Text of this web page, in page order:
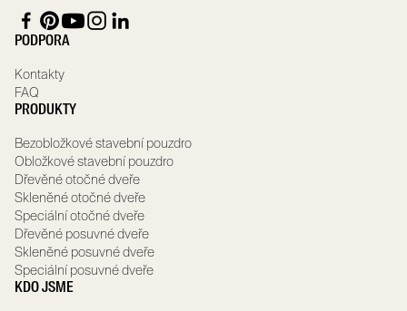
PODPORA
Kontakty
FAQ
PRODUKTY
Bezobložkové stavební pouzdro
Obložkové stavební pouzdro
Dřevěné otočné dveře
Skleněné otočné dveře
Speciální otočné dveře
Dřevěné posuvné dveře
Skleněné posuvné dveře
Speciální posuvné dveře
KDO JSME